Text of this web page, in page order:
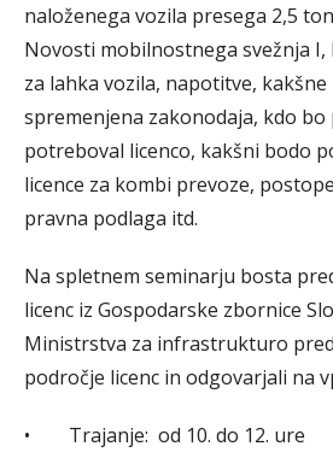
naloženega vozila presega 2,5
Novosti mobilnostnega svežnja
za lahka vozila, napotitve,
spremenjena zakonodaja, kdo bo
potreboval licenco, kakšni bodo
licence za kombi prevoze,
pravna podlaga itd.
Na spletnem seminarju bosta
licenc iz Gospodarske zbornice
Ministrstva za infrastrukturo
področje licenc in odgovarjali na
• Trajanje: od 10. do 12. ure